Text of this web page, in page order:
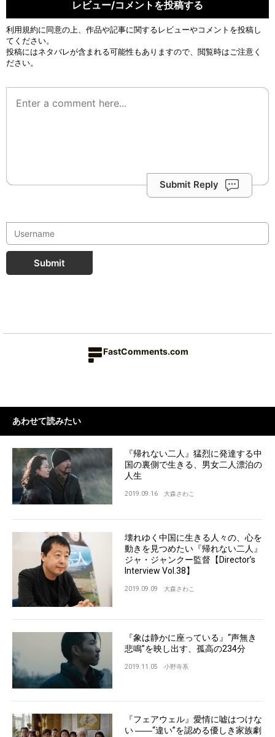
レビュー/コメントを投稿する
利用規約に同意の上、作品や記事に関するレビューやコメントを投稿し
てください。
投稿にはネタバレが含まれる可能性もありますので、閲覧時はご注意く
ださい。
Submit Reply
Submit
FastComments.com
あわせて読みたい
『帰れない二人』猛烈に発達する中
国の裏側で生きる、男女二人漂泊の
人生
2019.09.16 大森さわこ
壊れゆく中国に生きる人々の、心を
動きを見つめたい『帰れない二人』
ジャ・ジャンクー監督【Director’s
Interview Vol.38】
2019.09.09 大森さわこ
『象は静かに座っている』“声無き
悲鳴”を映し出す、孤高の234分
2019.11.05 小野寺系
『フェアウェル』愛情に嘘はつけな
い ――“違い”を認める優しき家族劇